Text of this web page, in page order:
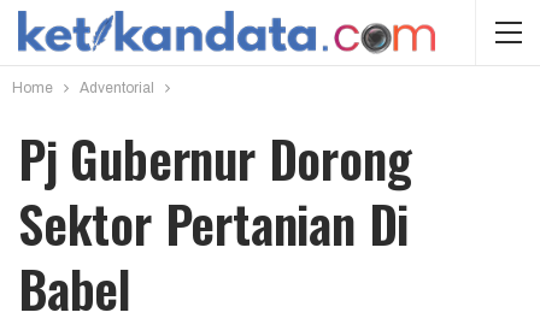
Home Adventorial
Pj Gubernur Dorong
Sektor Pertanian Di
Babel